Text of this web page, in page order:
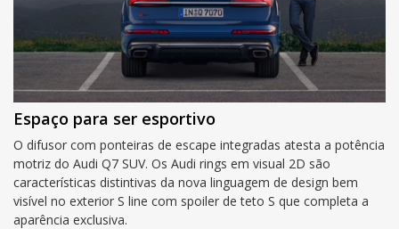
Espaço para ser esportivo
O difusor com ponteiras de escape integradas atesta a potência
motriz do Audi Q7 SUV. Os Audi rings em visual 2D são
características distintivas da nova linguagem de design bem
visível no exterior S line com spoiler de teto S que completa a
aparência exclusiva.